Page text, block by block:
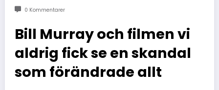
0 Kommentarer
Bill Murray och filmen vi
aldrig fick se en skandal
som förändrade allt